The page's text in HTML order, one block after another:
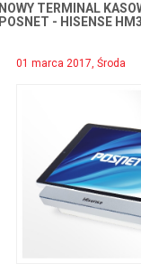
NOWY TERMINAL
POSNET - HISENSE
01 marca 2017, Środa